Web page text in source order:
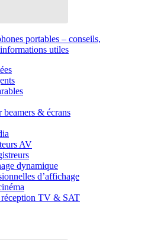
portables – conseils,
utiles
beamers & écrans
AV
dynamique
d’affichage
réception TV & SAT